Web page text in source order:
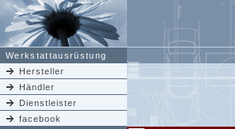
Werkstattausrüstung
Hersteller
Händler
Dienstleister
facebook